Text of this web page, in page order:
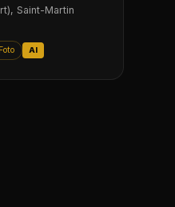
Saint-Martin
AI